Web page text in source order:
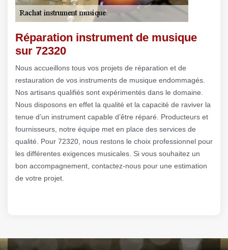
Réparation instrument de musique
sur 72320
Nous accueillons tous vos projets de réparation et de
restauration de vos instruments de musique endommagés.
Nos artisans qualifiés sont expérimentés dans le domaine.
Nous disposons en effet la qualité et la capacité de raviver la
tenue d’un instrument capable d’être réparé. Producteurs et
fournisseurs, notre équipe met en place des services de
qualité. Pour 72320, nous restons le choix professionnel pour
les différentes exigences musicales. Si vous souhaitez un
bon accompagnement, contactez-nous pour une estimation
de votre projet.